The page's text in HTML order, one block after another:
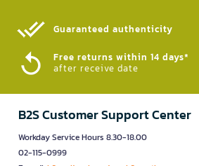
Guaranteed authenticity​
Free returns within 14 days*
after receive date
B2S Customer Support Center
Workday Service Hours 8.30-18.00
02-115-0999